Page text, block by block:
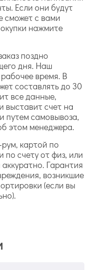
Если они будут
сможет с вами
нажмите
поздно
дня. Наш
время. В
составлять до 30
все данные,
выставит счет на
путем самовывоза,
этом менеджера.
картой по
по счету от физ, или
Гарантия
возникшие
(если вы